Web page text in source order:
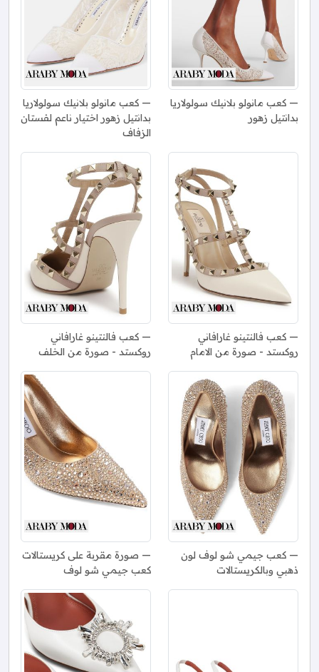
كعب مانولو بلانيك سولولاريا
بدانتيل زهور
كعب مانولو بلانيك سولولاريا
بدانتيل زهور اختيار ناعم لفستان
الزفاف
كعب فالنتينو غارافاني
روكستد - صورة من الامام
كعب فالنتينو غارافاني
روكستد - صورة من الخلف
كعب جيمي شو لوف لون
ذهبي وبالكريستالات
صورة مقربة على كريستالات
كعب جيمي شو لوف